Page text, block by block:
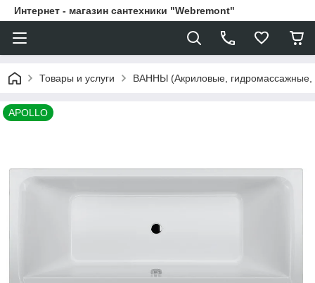
Интернет - магазин сантехники "Webremont"
Товары и услуги ВАННЫ (Акриловые,
APOLLO